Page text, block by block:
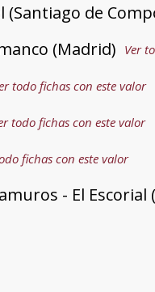
de
(Madrid) Ver
todo fichas con este valor
todo fichas con este valor
fichas con este valor
- El Escorial